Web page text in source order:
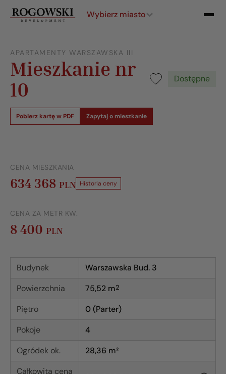
Wybierz miasto
APARTAMENTY WARSZAWSKA III
Mieszkanie nr
10
Dostępne
Pobierz kartę w PDF Zapytaj o mieszkanie
CENA MIESZKANIA
634 368 PLN Historia ceny
CENA ZA METR KW.
8 400 PLN
Budynek
Warszawska Bud. 3
Powierzchnia
75,52 m2
Piętro
0 (Parter)
Pokoje
4
Ogródek ok.
28,36 m²
Całkowita cena